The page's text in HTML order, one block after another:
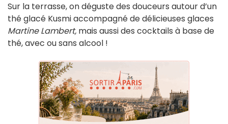
Sur la terrasse, on déguste des douceurs autour d’un
thé glacé Kusmi accompagné de délicieuses glaces
Martine Lambert, mais aussi des cocktails à base de
thé, avec ou sans alcool !